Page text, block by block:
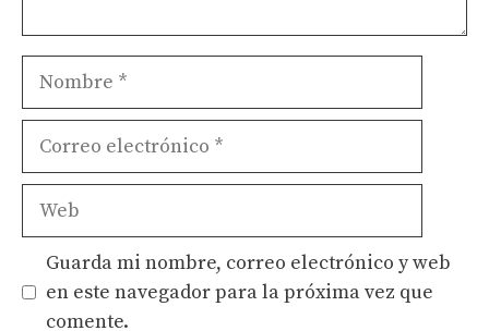
Nombre
Correo
Web
Guarda mi nombre, correo electrónico y web
en este navegador para la próxima vez que
comente.